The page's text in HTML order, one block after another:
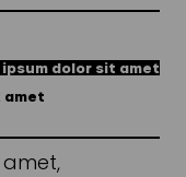
ipsum dolor sit amet
amet